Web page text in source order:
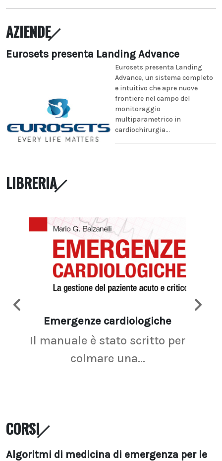
AZIENDE
Eurosets presenta Landing Advance
Eurosets presenta Landing
Advance, un sistema completo
e intuitivo che apre nuove
frontiere nel campo del
monitoraggio
multiparametrico in
cardiochirurgia...
LIBRERIA
Emergenze cardiologiche
Il manuale è stato scritto per
colmare una...
CORSI
Algoritmi di medicina di emergenza per le